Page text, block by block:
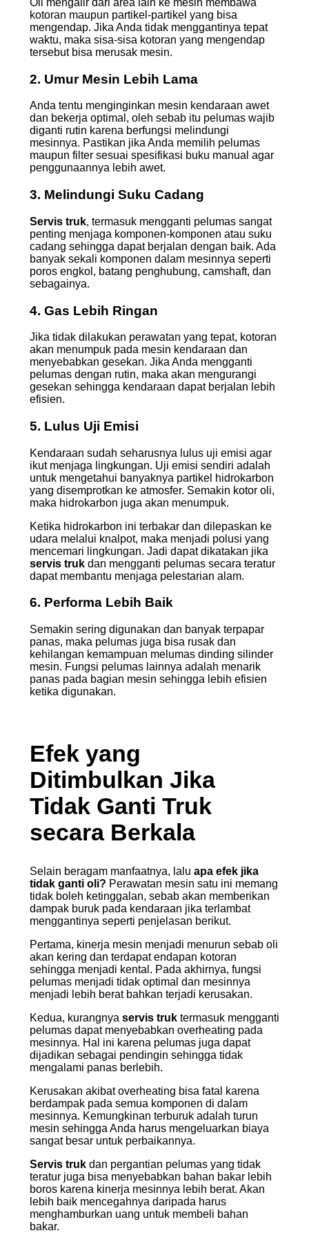
Oli mengalir dari area lain ke mesin membawa
kotoran maupun partikel-partikel yang bisa
mengendap. Jika Anda tidak menggantinya tepat
waktu, maka sisa-sisa kotoran yang mengendap
tersebut bisa merusak mesin.
2. Umur Mesin Lebih Lama
Anda tentu menginginkan mesin kendaraan awet
dan bekerja optimal, oleh sebab itu pelumas wajib
diganti rutin karena berfungsi melindungi
mesinnya. Pastikan jika Anda memilih pelumas
maupun filter sesuai spesifikasi buku manual agar
penggunaannya lebih awet.
3. Melindungi Suku Cadang
Servis truk, termasuk mengganti pelumas sangat
penting menjaga komponen-komponen atau suku
cadang sehingga dapat berjalan dengan baik. Ada
banyak sekali komponen dalam mesinnya seperti
poros engkol, batang penghubung, camshaft, dan
sebagainya.
4. Gas Lebih Ringan
Jika tidak dilakukan perawatan yang tepat, kotoran
akan menumpuk pada mesin kendaraan dan
menyebabkan gesekan. Jika Anda mengganti
pelumas dengan rutin, maka akan mengurangi
gesekan sehingga kendaraan dapat berjalan lebih
efisien.
5. Lulus Uji Emisi
Kendaraan sudah seharusnya lulus uji emisi agar
ikut menjaga lingkungan. Uji emisi sendiri adalah
untuk mengetahui banyaknya partikel hidrokarbon
yang disemprotkan ke atmosfer. Semakin kotor oli,
maka hidrokarbon juga akan menumpuk.
Ketika hidrokarbon ini terbakar dan dilepaskan ke
udara melalui knalpot, maka menjadi polusi yang
mencemari lingkungan. Jadi dapat dikatakan jika
servis truk dan mengganti pelumas secara teratur
dapat membantu menjaga pelestarian alam.
6. Performa Lebih Baik
Semakin sering digunakan dan banyak terpapar
panas, maka pelumas juga bisa rusak dan
kehilangan kemampuan melumas dinding silinder
mesin. Fungsi pelumas lainnya adalah menarik
panas pada bagian mesin sehingga lebih efisien
ketika digunakan.
Efek yang
Ditimbulkan Jika
Tidak Ganti Truk
secara Berkala
Selain beragam manfaatnya, lalu apa efek jika
tidak ganti oli? Perawatan mesin satu ini memang
tidak boleh ketinggalan, sebab akan memberikan
dampak buruk pada kendaraan jika terlambat
menggantinya seperti penjelasan berikut.
Pertama, kinerja mesin menjadi menurun sebab oli
akan kering dan terdapat endapan kotoran
sehingga menjadi kental. Pada akhirnya, fungsi
pelumas menjadi tidak optimal dan mesinnya
menjadi lebih berat bahkan terjadi kerusakan.
Kedua, kurangnya servis truk termasuk mengganti
pelumas dapat menyebabkan overheating pada
mesinnya. Hal ini karena pelumas juga dapat
dijadikan sebagai pendingin sehingga tidak
mengalami panas berlebih.
Kerusakan akibat overheating bisa fatal karena
berdampak pada semua komponen di dalam
mesinnya. Kemungkinan terburuk adalah turun
mesin sehingga Anda harus mengeluarkan biaya
sangat besar untuk perbaikannya.
Servis truk dan pergantian pelumas yang tidak
teratur juga bisa menyebabkan bahan bakar lebih
boros karena kinerja mesinnya lebih berat. Akan
lebih baik mencegahnya daripada harus
menghamburkan uang untuk membeli bahan
bakar.